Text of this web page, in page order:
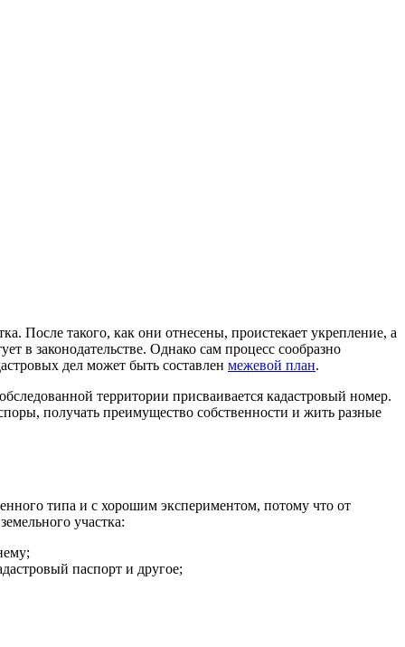
После такого, как они отнесены, проистекает укрепление, а
в законодательстве. Однако сам процесс сообразно
дел может быть составлен межевой план.
территории присваивается кадастровый номер.
получать преимущество собственности и жить разные
типа и с хорошим экспериментом, потому что от
участка:
паспорт и другое;